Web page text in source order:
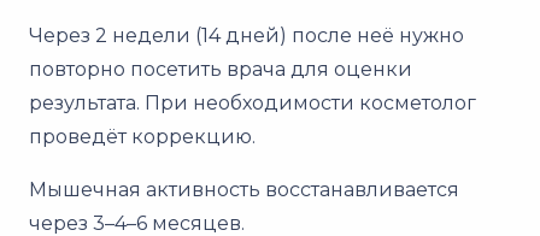
Через 2 недели (14 дней) после неё нужно
повторно посетить врача для оценки
результата. При необходимости косметолог
проведёт коррекцию.
Мышечная активность восстанавливается
через 3–4–6 месяцев.